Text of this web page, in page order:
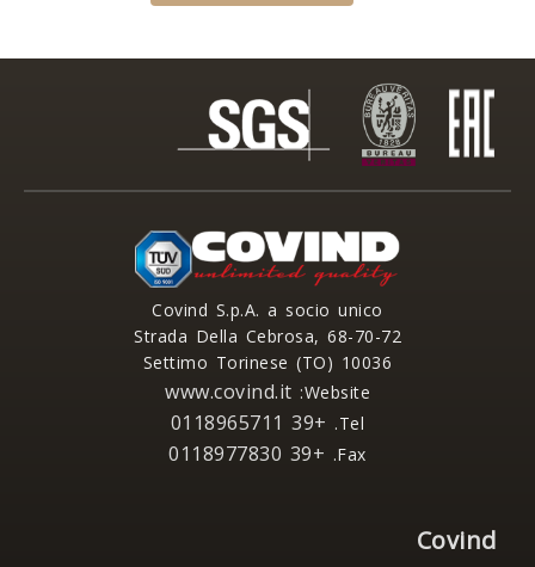
Covind S.p.A. a socio unico
Strada Della Cebrosa, 68-70-72
10036 Settimo Torinese (TO)
Website:
www.covind.it
Tel.
+39 0118965711
Fax.
+39 0118977830
Covind